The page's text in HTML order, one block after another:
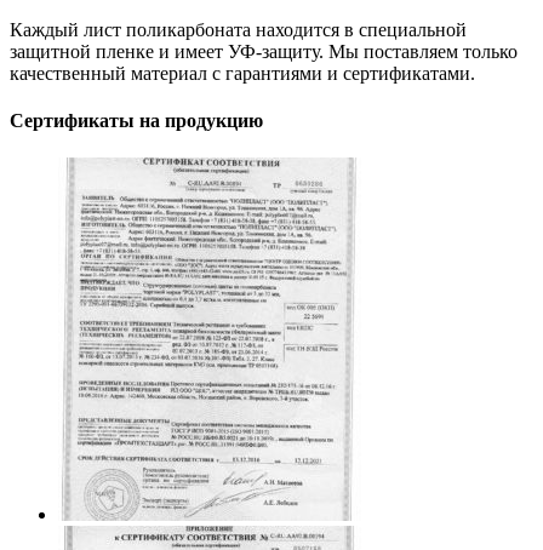
Каждый лист поликарбоната находится в специальной
защитной пленке и имеет УФ-защиту. Мы поставляем только
качественный материал с гарантиями и сертификатами.
Сертификаты на продукцию